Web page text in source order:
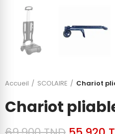
Accueil SCOLAIRE Chariot
Chariot